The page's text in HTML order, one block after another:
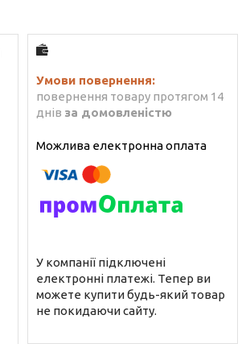
повернення товару протягом 14
днів за домовленістю
У компанії підключені
електронні платежі. Тепер ви
можете купити будь-який товар
не покидаючи сайту.